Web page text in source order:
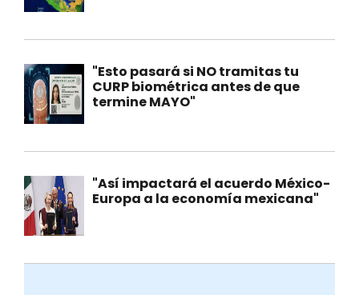
"Esto pasará si NO tramitas tu
CURP biométrica antes de que
termine MAYO"
"Así impactará el acuerdo México-
Europa a la economía mexicana"